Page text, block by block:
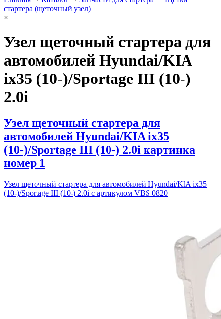
стартера (щеточный узел)
×
Узел щеточный стартера для
автомобилей Hyundai/KIA
ix35 (10-)/Sportage III (10-)
2.0i
Узел щеточный стартера для
автомобилей Hyundai/KIA ix35
(10-)/Sportage III (10-) 2.0i картинка
номер 1
Узел щеточный стартера для автомобилей Hyundai/KIA ix35
(10-)/Sportage III (10-) 2.0i с артикулом VBS 0820